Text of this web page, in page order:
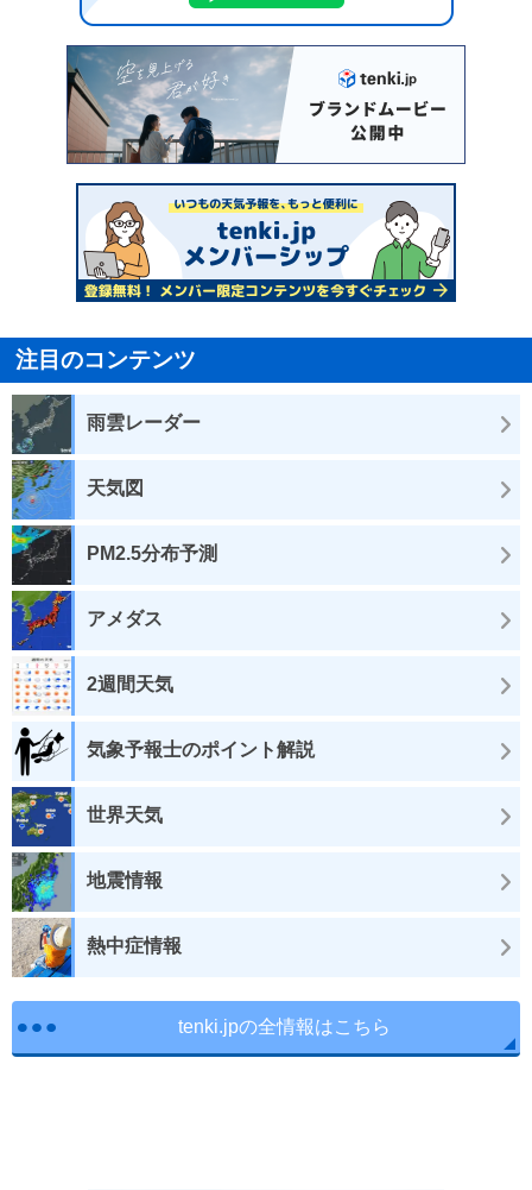
注目のコンテンツ
雨雲レーダー
天気図
PM2.5分布予測
アメダス
2週間天気
気象予報士のポイント解説
世界天気
地震情報
熱中症情報
tenki.jpの全情報はこちら